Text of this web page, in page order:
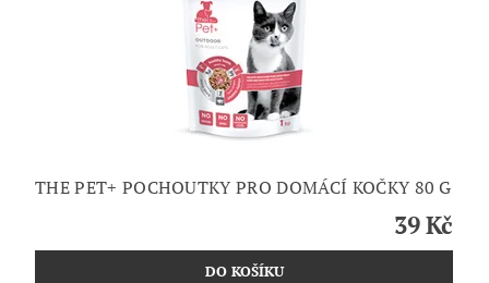
THE PET+ POCHOUTKY PRO DOMÁCÍ KOČKY 80 G
39 Kč